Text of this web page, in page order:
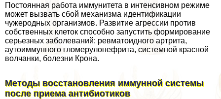
Постоянная работа иммунитета в интенсивном режиме
может вызвать сбой механизма идентификации
чужеродных организмов. Развитие агрессии против
собственных клеток способно запустить формирование
серьезных заболеваний: ревматоидного артрита,
аутоиммунного гломерулонефрита, системной красной
волчанки, болезни Крона.
Методы восстановления иммунной системы
после приема антибиотиков